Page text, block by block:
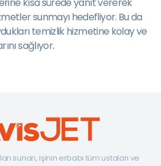
sunmayı hedefliyor. Bu da
temizlik hizmetine kolay ve
sağlıyor.
sunan, işinin erbabı tüm ustaları ve